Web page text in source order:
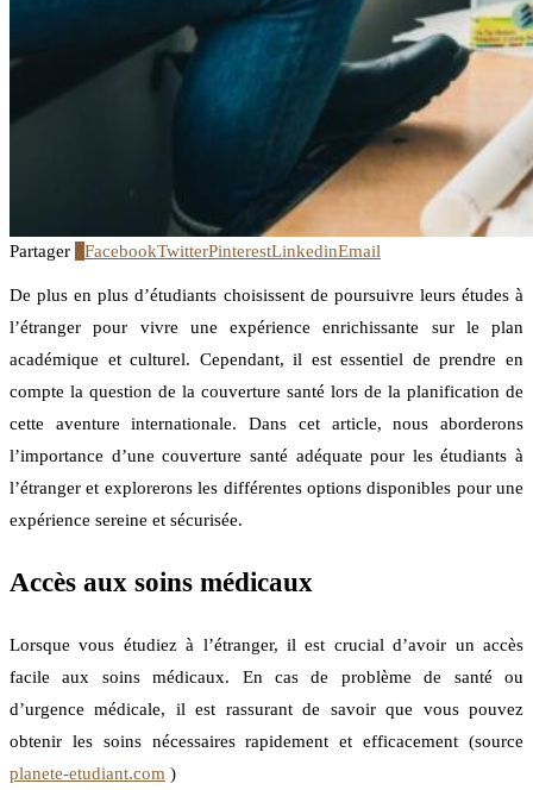
Partager FacebookTwitterPinterestLinkedinEmail
De plus en plus d’étudiants choisissent de poursuivre leurs études à
l’étranger pour vivre une expérience enrichissante sur le plan
académique et culturel. Cependant, il est essentiel de prendre en
compte la question de la couverture santé lors de la planification de
cette aventure internationale. Dans cet article, nous aborderons
l’importance d’une couverture santé adéquate pour les étudiants à
l’étranger et explorerons les différentes options disponibles pour une
expérience sereine et sécurisée.
Accès aux soins médicaux
Lorsque vous étudiez à l’étranger, il est crucial d’avoir un accès
facile aux soins médicaux. En cas de problème de santé ou
d’urgence médicale, il est rassurant de savoir que vous pouvez
obtenir les soins nécessaires rapidement et efficacement (source
planete-etudiant.com )